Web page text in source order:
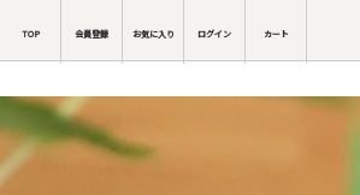
TOP 会員登録 お気に入り ログイン カート